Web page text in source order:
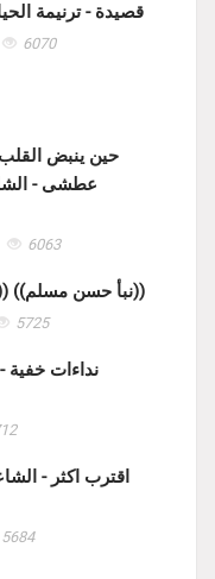
قصيدة - ترنيمة
6070
حين ينبض
عطشى -
6063
((الحصان - قصة قصيرة)) ((نبأ حسن مسلم))
5725
نداءات خفية
اقترب اكثر -
5684